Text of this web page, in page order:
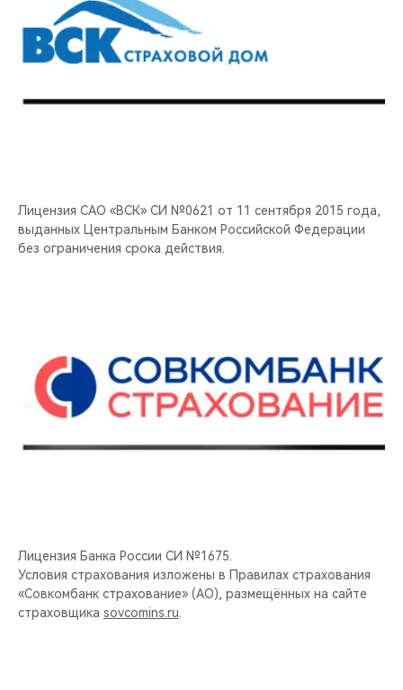
Лицензия САО «ВСК» СИ №0621 от 11 сентября 2015 года,
выданных Центральным Банком Российской Федерации
без ограничения срока действия.
Лицензия Банка России СИ №1675.
Условия страхования изложены в Правилах страхования
«Совкомбанк страхование» (АО), размещённых на сайте
страховщика sovcomins.ru.